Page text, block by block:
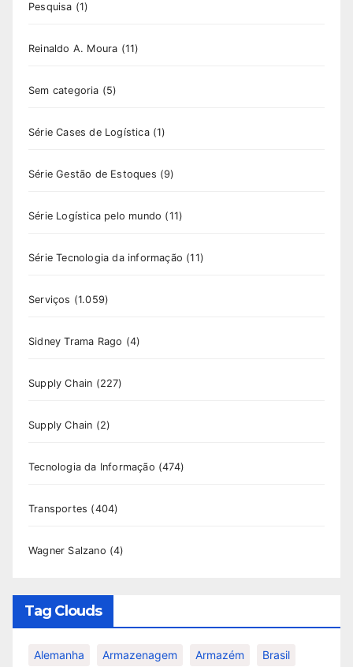
Pesquisa (1)
Reinaldo A. Moura (11)
Sem categoria (5)
Série Cases de Logística(1)
Série Gestão de Estoques (9)
Série Logística pelo mundo (11)
Série Tecnologia da informação (11)
Serviços (1.059)
Sidney Trama Rago (4)
Supply Chain (227)
Supply Chain (2)
Tecnologia da Informação (474)
Transportes (404)
Wagner Salzano (4)
Tag Clouds
Alemanha Armazenagem Armazém Brasil